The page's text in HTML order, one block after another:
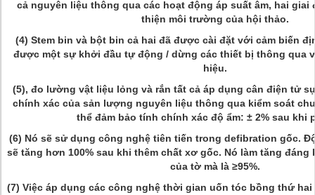
cả nguyên liệu thông qua các hoạt động áp suất âm, hai giai
thiện môi trường của hội thảo.
(4) Stem bin và bột bin cả hai đã được cài đặt với cảm biến
được một sự khởi đầu tự động / dừng các thiết bị thông qua
hiệu.
(5), đo lường vật liệu lỏng và rắn tất cả áp dụng cân điện tử
chính xác của sản lượng nguyên liệu thông qua kiểm soát
thể đảm bảo tính chính xác độ ẩm: ± 2% sau khi
(6) Nó sẽ sử dụng công nghệ tiên tiến trong defibration gốc.
sẽ tăng hơn 100% sau khi thêm chất xơ gốc. Nó làm tăng
của tờ mà là ≥95%.
(7) Việc áp dụng các công nghệ thời gian uốn tóc bồng thứ